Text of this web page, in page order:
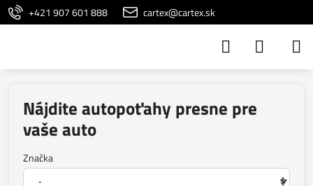
+421 907 601 888 cartex@cartex.sk
Nájdite autopoťahy presne pre
vaše auto
Značka